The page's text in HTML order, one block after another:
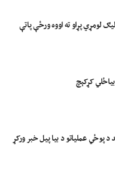
لومړي پړاو ته اووه ورځې پاتې
کړکېچ
پوځي عملیاتو د بیا پیل خبر ورکړ